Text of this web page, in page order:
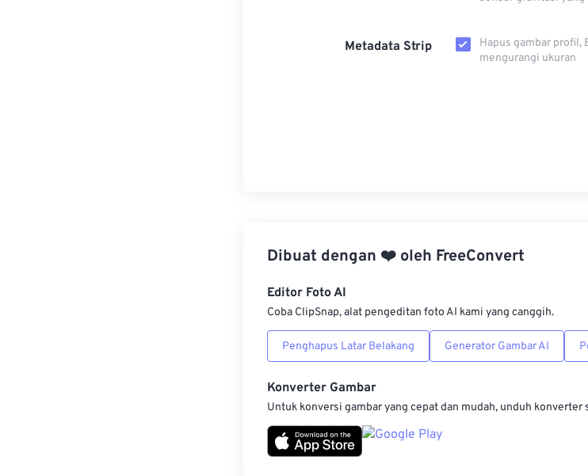
Metadata Strip
Hapus gambar profil,
mengurangi ukuran
Dibuat dengan ❤️ oleh FreeConvert
Editor Foto AI
Coba ClipSnap, alat pengeditan foto AI kami yang canggih.
Penghapus Latar Belakang Generator Gambar AI
Konverter Gambar
Untuk konversi gambar yang cepat dan mudah, unduh konverter